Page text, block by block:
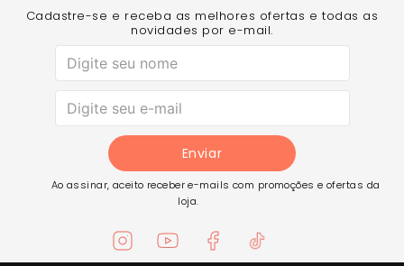
Cadastre-se e receba as melhores ofertas e todas as
novidades por e-mail.
Enviar
Ao assinar, aceito receber e-mails com promoções e ofertas da
loja.